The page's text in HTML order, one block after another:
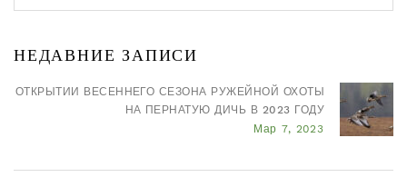
НЕДАВНИЕ ЗАПИСИ
ОТКРЫТИИ ВЕСЕННЕГО СЕЗОНА РУЖЕЙНОЙ ОХОТЫ
НА ПЕРНАТУЮ ДИЧЬ В 2023 ГОДУ
Мар 7, 2023